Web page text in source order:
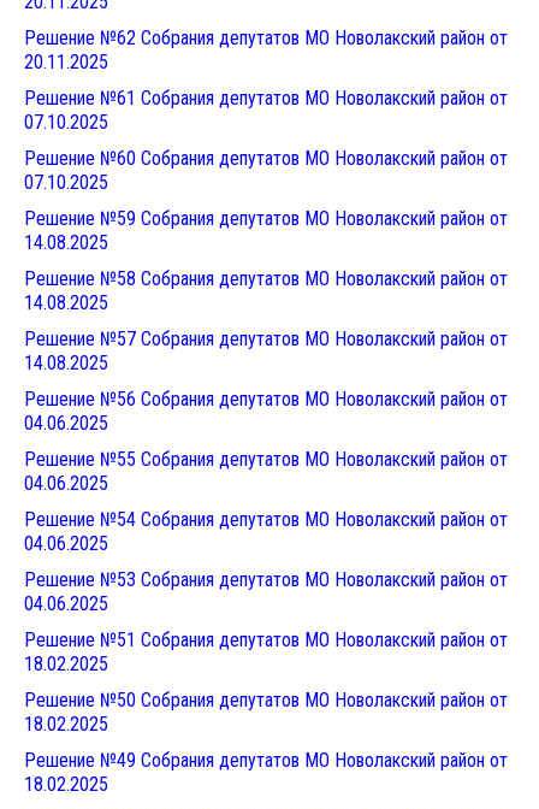
Решение №62 Собрания депутатов МО Новолакский район от
20.11.2025
Решение №61 Собрания депутатов МО Новолакский район от
07.10.2025
Решение №60 Собрания депутатов МО Новолакский район от
07.10.2025
Решение №59 Собрания депутатов МО Новолакский район от
14.08.2025
Решение №58 Собрания депутатов МО Новолакский район от
14.08.2025
Решение №57 Собрания депутатов МО Новолакский район от
14.08.2025
Решение №56 Собрания депутатов МО Новолакский район от
04.06.2025
Решение №55 Собрания депутатов МО Новолакский район от
04.06.2025
Решение №54 Собрания депутатов МО Новолакский район от
04.06.2025
Решение №53 Собрания депутатов МО Новолакский район от
04.06.2025
Решение №51 Собрания депутатов МО Новолакский район от
18.02.2025
Решение №50 Собрания депутатов МО Новолакский район от
18.02.2025
Решение №49 Собрания депутатов МО Новолакский район от
18.02.2025